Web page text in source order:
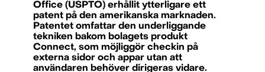
Office (USPTO) erhållit ytterligare ett
patent på den amerikanska marknaden.
Patentet omfattar den underliggande
tekniken bakom bolagets produkt
Connect, som möjliggör checkin på
externa sidor och appar utan att
användaren behöver dirigeras vidare.